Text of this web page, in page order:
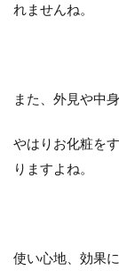
れませんね。
また、外見や中
やはりお化粧を
りますよね。
使い心地、効果